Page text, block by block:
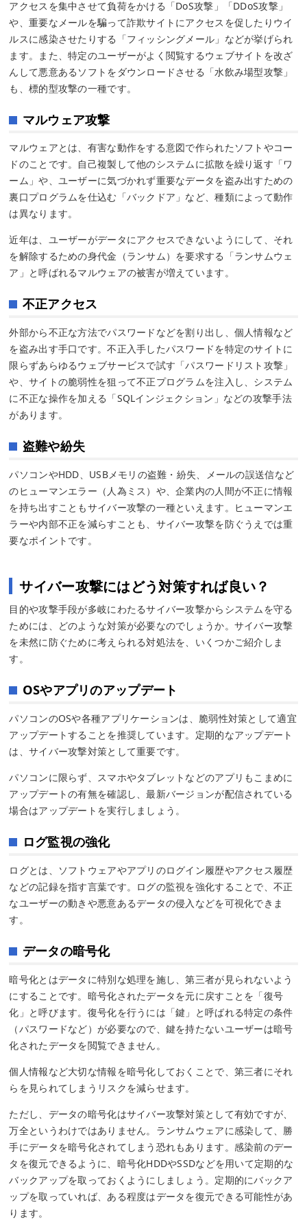
アクセスを集中させて負荷をかける「DoS攻撃」「DDoS攻撃」
や、重要なメールを騙って詐欺サイトにアクセスを促したりウイ
ルスに感染させたりする「フィッシングメール」などが挙げられ
ます。また、特定のユーザーがよく閲覧するウェブサイトを改ざ
んして悪意あるソフトをダウンロードさせる「水飲み場型攻撃」
も、標的型攻撃の一種です。
マルウェア攻撃
マルウェアとは、有害な動作をする意図で作られたソフトやコー
ドのことです。自己複製して他のシステムに拡散を繰り返す「ワ
ーム」や、ユーザーに気づかれず重要なデータを盗み出すための
裏口プログラムを仕込む「バックドア」など、種類によって動作
は異なります。
近年は、ユーザーがデータにアクセスできないようにして、それ
を解除するための身代金（ランサム）を要求する「ランサムウェ
ア」と呼ばれるマルウェアの被害が増えています。
不正アクセス
外部から不正な方法でパスワードなどを割り出し、個人情報など
を盗み出す手口です。不正入手したパスワードを特定のサイトに
限らずあらゆるウェブサービスで試す「パスワードリスト攻撃」
や、サイトの脆弱性を狙って不正プログラムを注入し、システム
に不正な操作を加える「SQLインジェクション」などの攻撃手法
があります。
盗難や紛失
パソコンやHDD、USBメモリの盗難・紛失、メールの誤送信など
のヒューマンエラー（人為ミス）や、企業内の人間が不正に情報
を持ち出すこともサイバー攻撃の一種といえます。ヒューマンエ
ラーや内部不正を減らすことも、サイバー攻撃を防ぐうえでは重
要なポイントです。
サイバー攻撃にはどう対策すれば良い？
目的や攻撃手段が多岐にわたるサイバー攻撃からシステムを守る
ためには、どのような対策が必要なのでしょうか。サイバー攻撃
を未然に防ぐために考えられる対処法を、いくつかご紹介しま
す。
OSやアプリのアップデート
パソコンのOSや各種アプリケーションは、脆弱性対策として適宜
アップデートすることを推奨しています。定期的なアップデート
は、サイバー攻撃対策として重要です。
パソコンに限らず、スマホやタブレットなどのアプリもこまめに
アップデートの有無を確認し、最新バージョンが配信されている
場合はアップデートを実行しましょう。
ログ監視の強化
ログとは、ソフトウェアやアプリのログイン履歴やアクセス履歴
などの記録を指す言葉です。ログの監視を強化することで、不正
なユーザーの動きや悪意あるデータの侵入などを可視化できま
す。
データの暗号化
暗号化とはデータに特別な処理を施し、第三者が見られないよう
にすることです。暗号化されたデータを元に戻すことを「復号
化」と呼びます。復号化を行うには「鍵」と呼ばれる特定の条件
（パスワードなど）が必要なので、鍵を持たないユーザーは暗号
化されたデータを閲覧できません。
個人情報など大切な情報を暗号化しておくことで、第三者にそれ
らを見られてしまうリスクを減らせます。
ただし、データの暗号化はサイバー攻撃対策として有効ですが、
万全というわけではありません。ランサムウェアに感染して、勝
手にデータを暗号化されてしまう恐れもあります。感染前のデー
タを復元できるように、暗号化HDDやSSDなどを用いて定期的な
バックアップを取っておくようにしましょう。定期的にバックア
ップを取っていれば、ある程度はデータを復元できる可能性があ
ります。